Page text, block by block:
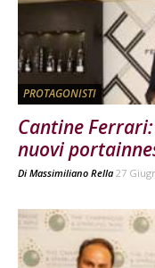
PROTAGONISTI
Cantine
nuovi
Di Massimiliano Rella 27